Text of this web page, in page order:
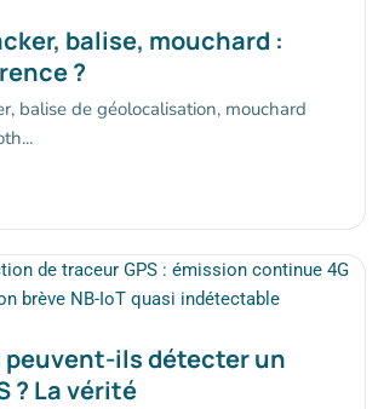
balise, mouchard :
?
balise de géolocalisation, mouchard
peuvent-ils détecter un
? La vérité